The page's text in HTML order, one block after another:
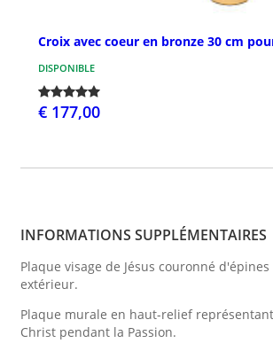
Croix avec coeur en bronze 30 cm pour
DISPONIBLE
€ 177,00
INFORMATIONS SUPPLÉMENTAIRES
Plaque visage de Jésus couronné
extérieur.
Plaque murale en haut-relief
Christ pendant la Passion.